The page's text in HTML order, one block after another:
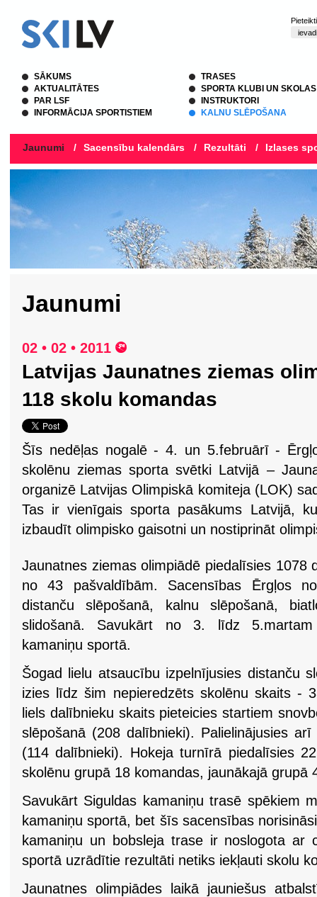
SĀKUMS
AKTUALITĀTES
PAR LSF
INFORMĀCIJA SPORTISTIEM
TRASES
SPORTA KLUBI UN SKOLAS
INSTRUKTORI
KALNU SLĒPOŠANA
Jaunumi / Sacensību kalendārs / Rezultāti / Izlases
Jaunumi
02 • 02 • 2011
Latvijas Jaunatnes ziemas
118 skolu komandas
Šīs nedēļas nogalē - 4. un 5.februārī -
skolēnu ziemas sporta svētki Latvijā –
organizē Latvijas Olimpiskā komiteja (LOK)
Tas ir vienīgais sporta pasākums Latvijā,
izbaudīt olimpisko gaisotni un nostiprināt
Jaunatnes ziemas olimpiādē piedalīsies 1078
no 43 pašvaldībām. Sacensības Ērgļos
distanču slēpošanā, kalnu slēpošanā,
slidošanā. Savukārt no 3. līdz
kamaniņu sportā.
Šogad lielu atsaucību izpelnījusies distanču
izies līdz šim nepieredzēts skolēnu skaits -
liels dalībnieku skaits pieteicies startiem
slēpošanā (208 dalībnieki). Palielinājusies
(114 dalībnieki). Hokeja turnīrā piedalīsies
skolēnu grupā 18 komandas, jaunākajā grupā
Savukārt Siguldas kamaniņu trasē spēkiem
kamaniņu sportā, bet šīs sacensības
kamaniņu un bobsleja trase ir noslogota ar
sportā uzrādītie rezultāti netiks iekļauti skolu
Jaunatnes olimpiādes laikā jauniešus